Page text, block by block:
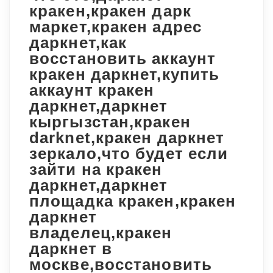
кракен,кракен дарк
маркет,кракен адрес
даркнет,как
восстановить аккаунт
кракен даркнет,купить
аккаунт кракен
даркнет,даркнет
кыргызстан,кракен
darknet,кракен даркнет
зеркало,что будет если
зайти на кракен
даркнет,даркнет
площадка кракен,кракен
даркнет
владелец,кракен
даркнет в
москве,восстановить